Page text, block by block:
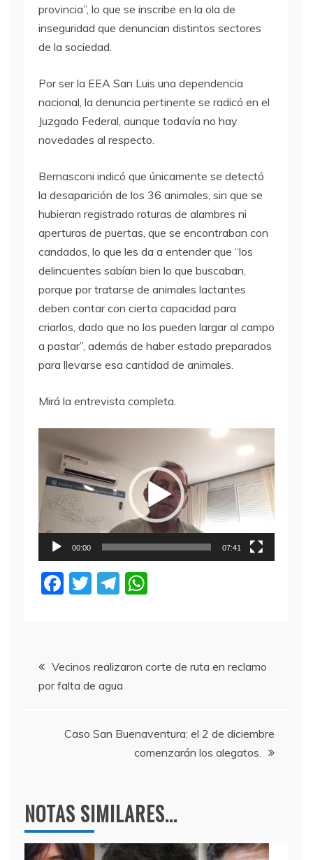
provincia”, lo que se inscribe en la ola de
inseguridad que denuncian distintos sectores
de la sociedad.
Por ser la EEA San Luis una dependencia
nacional, la denuncia pertinente se radicó en el
Juzgado Federal, aunque todavía no hay
novedades al respecto.
Bernasconi indicó que únicamente se detectó
la desaparición de los 36 animales, sin que se
hubieran registrado roturas de alambres ni
aperturas de puertas, que se encontraban con
candados, lo que les da a entender que “los
delincuentes sabían bien lo que buscaban,
porque por tratarse de animales lactantes
deben contar con cierta capacidad para
criarlos, dado que no los pueden largar al campo
a pastar”, además de haber estado preparados
para llevarse esa cantidad de animales.
Mirá la entrevista completa.
video
00:00 07:41
F
b
o
k
T
T
a
m
A
Navegación
de
entradas
Vecinos realizaron corte de ruta en reclamo
por falta de agua
Caso San Buenaventura: el 2 de diciembre
comenzarán los alegatos.
NOTAS SIMILARES...